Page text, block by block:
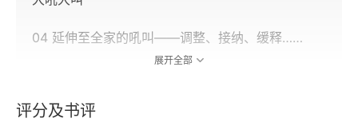
04 延伸至全家的吼叫——调整、接纳、缓释……
展开全部
评分及书评